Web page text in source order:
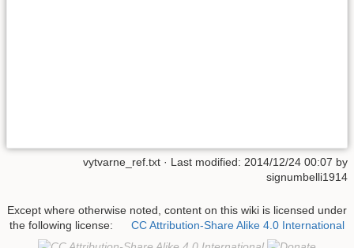
vytvarne_ref.txt · Last modified: 2014/12/24 00:07 by
signumbelli1914
Except where otherwise noted, content on this wiki is licensed under
the following license:
CC Attribution-Share Alike 4.0 International